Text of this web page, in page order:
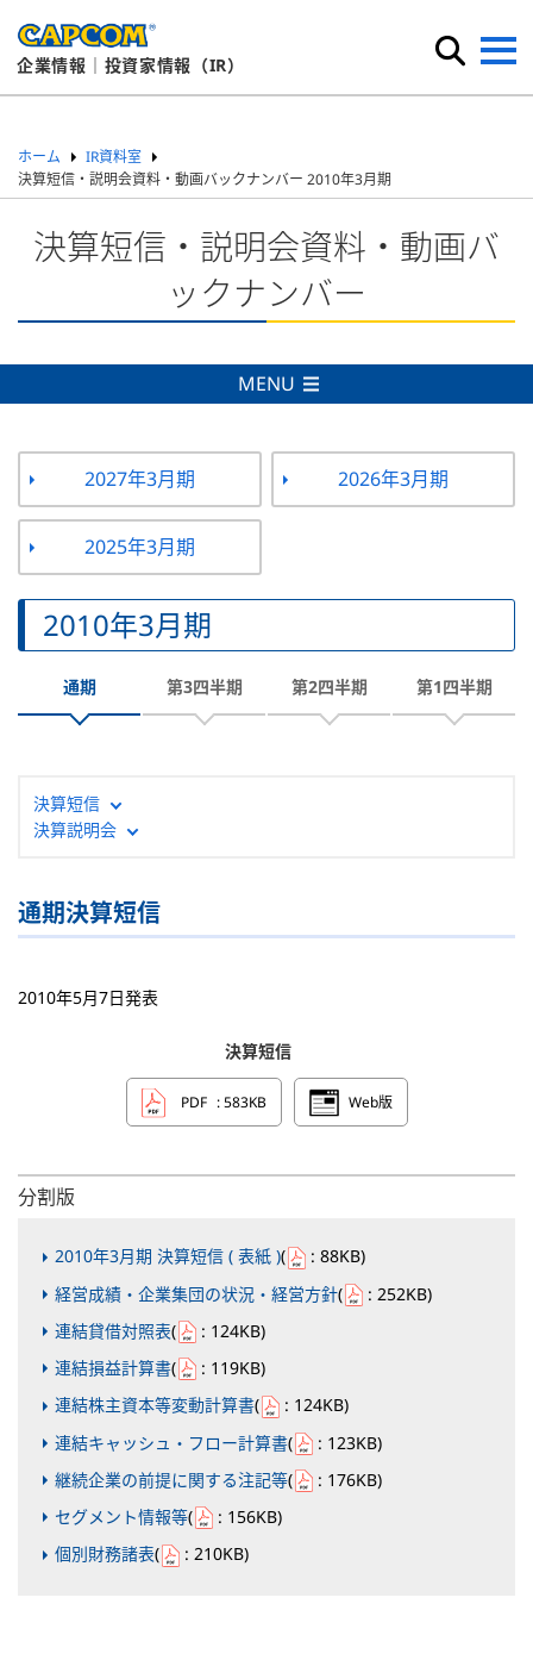
企業情報｜投資家情報（IR）
ホーム
IR資料室
決算短信・説明会資料・動画バックナンバー 2010年3月期
決算短信・説明会資料・動画バ
ックナンバー
MENU
2027年3月期 2026年3月期
2025年3月期
2010年3月期
通期 第3四半期 第2四半期 第1四半期
決算短信
決算説明会
通期決算短信
2010年5月7日発表
決算短信
PDF : 583KB Web版
分割版
2010年3月期 決算短信 ( 表紙 )( : 88KB)
経営成績・企業集団の状況・経営方針( : 252KB)
連結貸借対照表( : 124KB)
連結損益計算書( : 119KB)
連結株主資本等変動計算書( : 124KB)
連結キャッシュ・フロー計算書( : 123KB)
継続企業の前提に関する注記等( : 176KB)
セグメント情報等( : 156KB)
個別財務諸表( : 210KB)